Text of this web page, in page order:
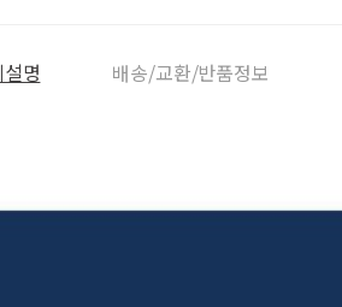
명 배송/교환/반품정보